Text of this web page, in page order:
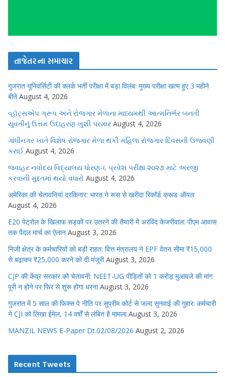
તાજેતરના સમાચાર
गुजरात यूनिवर्सिटी की क्लर्क भर्ती परीक्षा में बड़ा विलंब: मुख्य परीक्षा खत्म हुए 3 महीने
बीते August 4, 2026
વ્હૉટ્સએપ ગ્રૂપ અને રોજગાર મેળાના માધ્યમથી આત્મનિર્ભર બનતી
યુવતીનું ઉત્તમ ઉદાહરણ ખુશી પરમાર August 4, 2026
ગાંધીનગર ખાતે વિશેષ રોજગાર મેળા થકી મહિલા રોજગાર દિવસની ઉજવણી
કરાઈ August 4, 2026
જવાહર નવોદય વિદ્યાલય ધોરણ-૬ પ્રવેશ પરીક્ષા ૨૦૨૭ માટે અરજી
કરવાની મુદ્દતમાં થયો વધારો August 4, 2026
अमेरिका की चेतावनियां दरकिनार: भारत ने रूस से खरीदा रिकॉर्ड क्रूड ऑयल
August 4, 2026
E20 पेट्रोल के खिलाफ सड़कों पर उतरने की तैयारी में अरविंद केजरीवाल: पीएम आवास
तक पैदल मार्च का ऐलान August 3, 2026
निजी क्षेत्र के कर्मचारियों को बड़ी राहत: वित्त मंत्रालय ने EPF वेतन सीमा ₹15,000
से बढ़ाकर ₹25,000 करने को दी मंजूरी August 3, 2026
CJP की केंद्र सरकार को चेतावनी: NEET-UG पीड़ितों को 1 करोड़ मुआवजे की मांग
पूरी न होने पर फिर से शुरू होगा धरना August 3, 2026
गुजरात में 5 साल की फिक्स पे नीति पर सुप्रीम कोर्ट से जल्द सुनवाई की गुहार: कर्मचारी
ने CJI को लिखा ईमेल, 14 वर्षों से लंबित है मामला August 3, 2026
MANZIL NEWS E-Paper Dt.02/08/2026 August 2, 2026
Recent Tweets